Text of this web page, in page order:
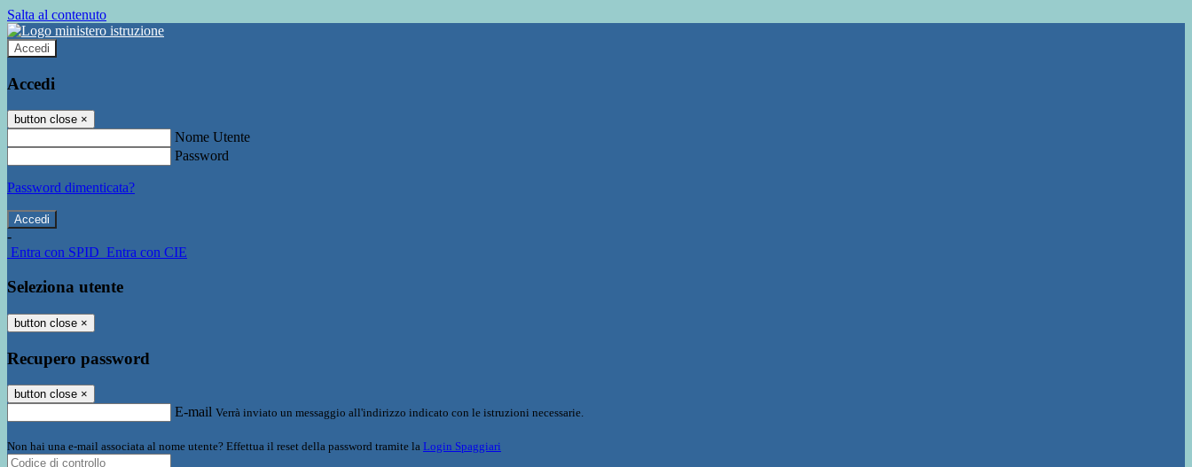
Salta al contenuto
Accedi
Accedi
button close ×
Nome Utente
Password
Password dimenticata?
-
Entra con SPID Entra con CIE
Seleziona utente
button close ×
Recupero password
button close ×
E-mail Verrà inviato un messaggio all'indirizzo indicato con le istruzioni necessarie.
Non hai una e-mail associata al nome utente? Effettua il reset della password tramite la Login Spaggiari